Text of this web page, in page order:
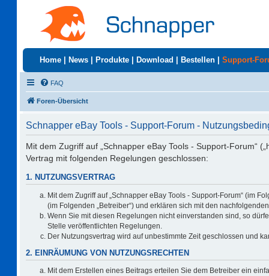
Home News Produkte Download Bestellen Support-
FAQ
Foren-Übersicht
Schnapper eBay Tools - Support-Forum -
Mit dem Zugriff auf „Schnapper eBay Tools - Support-Forum“
Vertrag mit folgenden Regelungen geschlossen:
1. NUTZUNGSVERTRAG
Mit dem Zugriff auf „Schnapper eBay Tools - Support-Forum“ (im
(im Folgenden „Betreiber“) und erklären sich mit den
Wenn Sie mit diesen Regelungen nicht einverstanden sind, so
Stelle veröffentlichten Regelungen.
Der Nutzungsvertrag wird auf unbestimmte Zeit geschlossen und
2. EINRÄUMUNG VON NUTZUNGSRECHTEN
Mit dem Erstellen eines Beitrags erteilen Sie dem Betreiber ein